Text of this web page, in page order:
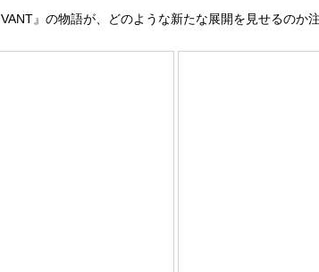
』の物語が、どのような新たな展開を見せるのか注